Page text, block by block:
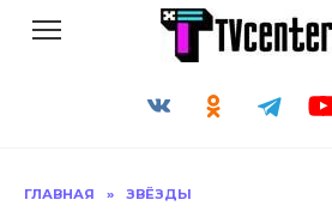
ГЛАВНАЯ » ЗВЁЗДЫ